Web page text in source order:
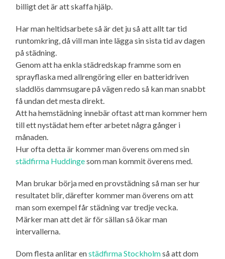
billigt det är att skaffa hjälp.
Har man heltidsarbete så är det ju så att allt tar tid
runtomkring, då vill man inte lägga sin sista tid av dagen
på städning.
Genom att ha enkla städredskap framme som en
sprayflaska med allrengöring eller en batteridriven
sladdlös dammsugare på vägen redo så kan man snabbt
få undan det mesta direkt.
Att ha hemstädning innebär oftast att man kommer hem
till ett nystädat hem efter arbetet några gånger i
månaden.
Hur ofta detta är kommer man överens om med sin
städfirma Huddingesom man kommit överens med.
Man brukar börja med en provstädning så man ser hur
resultatet blir, därefter kommer man överens om att
man som exempel får städning var tredje vecka.
Märker man att det är för sällan så ökar man
intervallerna.
Dom flesta anlitar enstädfirma Stockholmså att dom